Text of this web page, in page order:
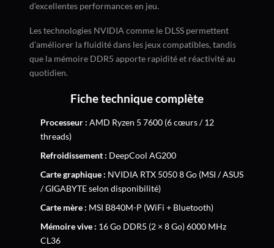
d’excellentes performances en jeu.
Les technologies NVIDIA comme le DLSS permettent
d’améliorer la fluidité dans les jeux compatibles, tandis
que la mémoire DDR5 apporte rapidité et réactivité au
quotidien.
Fiche technique complète
Processeur : AMD Ryzen 5 7600 (6 cœurs / 12
threads)
Refroidissement : DeepCool AG200
Carte graphique : NVIDIA RTX 5050 8 Go (MSI / ASUS
/ GIGABYTE selon disponibilité)
Carte mère : MSI B840M-P (WiFi + Bluetooth)
Mémoire vive : 16 Go DDR5 (2 × 8 Go) 6000 MHz
CL36